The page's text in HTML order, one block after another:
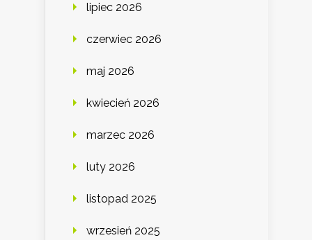
lipiec 2026
czerwiec 2026
maj 2026
kwiecień 2026
marzec 2026
luty 2026
listopad 2025
wrzesień 2025